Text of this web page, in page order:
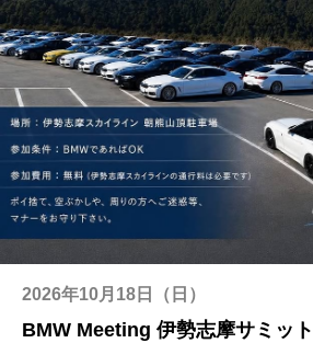
2026年10月18日（日）
BMW Meeting 伊勢志摩サミッ